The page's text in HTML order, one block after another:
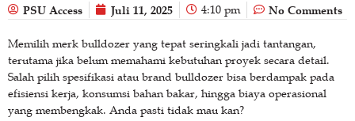
PSU Access Juli 11, 2025 4:10 pm No Comments
Memilih merk bulldozer yang tepat seringkali jadi tantangan,
terutama jika belum memahami kebutuhan proyek secara detail.
Salah pilih spesifikasi atau brand bulldozer bisa berdampak pada
efisiensi kerja, konsumsi bahan bakar, hingga biaya operasional
yang membengkak. Anda pasti tidak mau kan?